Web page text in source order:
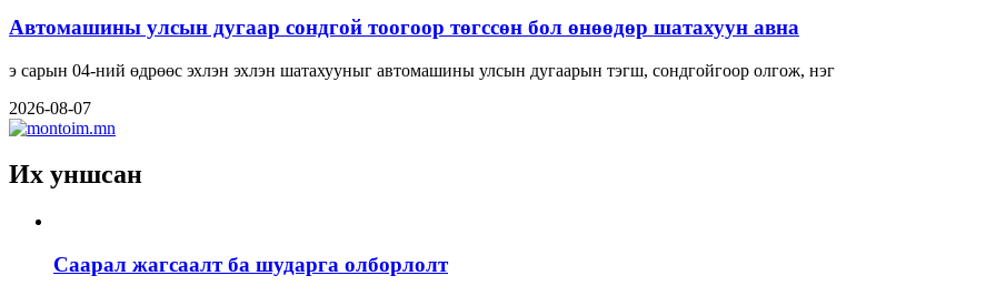
Автомашины улсын дугаар сондгой тоогоор төгссөн бол өнөөдөр шатахуун авна
э сарын 04-ний өдрөөс эхлэн эхлэн шатахууныг автомашины улсын дугаарын тэгш, сондгойгоор олгож, нэг
2026-08-07
Их уншсан
Саарал жагсаалт ба шударга олборлолт